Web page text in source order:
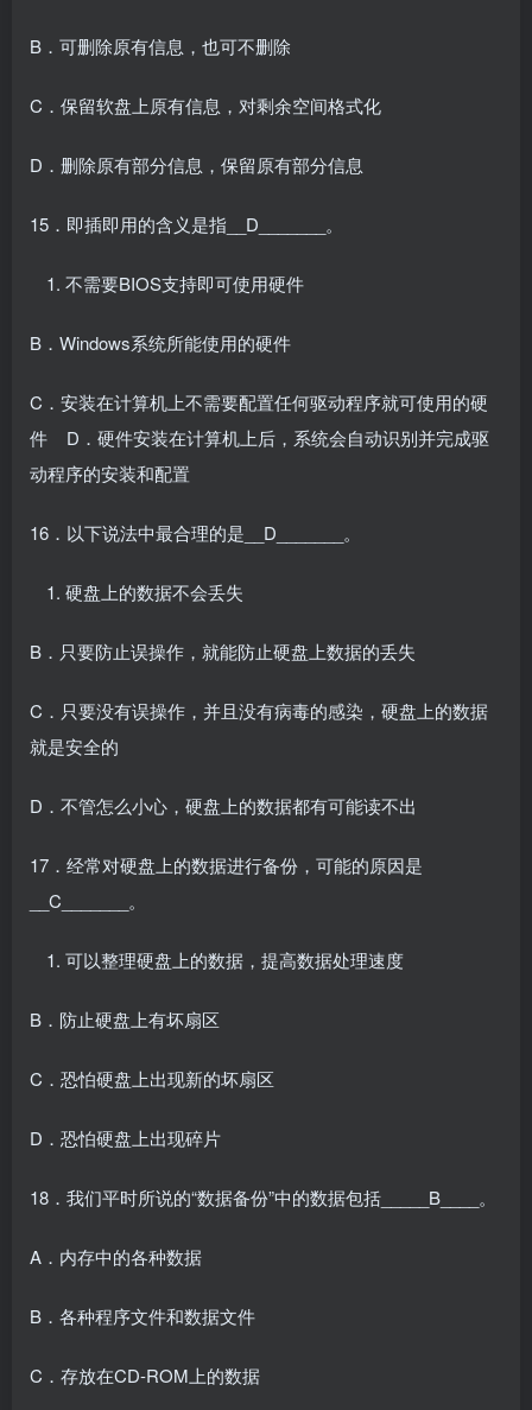
B．可删除原有信息，也可不删除
C．保留软盘上原有信息，对剩余空间格式化
D．删除原有部分信息，保留原有部分信息
15．即插即用的含义是指__D_______。
不需要BIOS支持即可使用硬件
B．Windows系统所能使用的硬件
C．安装在计算机上不需要配置任何驱动程序就可使用的硬
件 D．硬件安装在计算机上后，系统会自动识别并完成驱
动程序的安装和配置
16．以下说法中最合理的是__D_______。
硬盘上的数据不会丢失
B．只要防止误操作，就能防止硬盘上数据的丢失
C．只要没有误操作，并且没有病毒的感染，硬盘上的数据
就是安全的
D．不管怎么小心，硬盘上的数据都有可能读不出
17．经常对硬盘上的数据进行备份，可能的原因是
__C_______。
可以整理硬盘上的数据，提高数据处理速度
B．防止硬盘上有坏扇区
C．恐怕硬盘上出现新的坏扇区
D．恐怕硬盘上出现碎片
18．我们平时所说的“数据备份”中的数据包括_____B____。
A．内存中的各种数据
B．各种程序文件和数据文件
C．存放在CD-ROM上的数据